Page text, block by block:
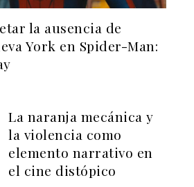
la ausencia de
York en Spider-Man:
La naranja mecánica y
la violencia como
elemento narrativo en
el cine distópico